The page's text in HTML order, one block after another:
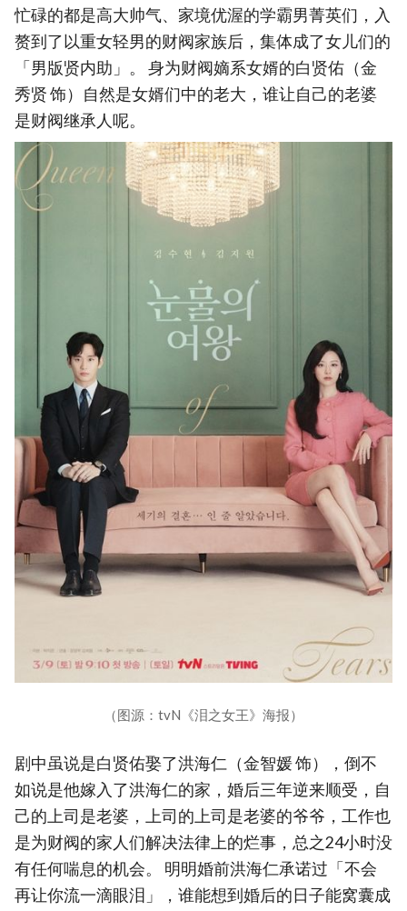
忙碌的都是高大帅气、家境优渥的学霸男菁英们，入
赘到了以重女轻男的财阀家族后，集体成了女儿们的
「男版贤内助」。 身为财阀嫡系女婿的白贤佑（金
秀贤 饰）自然是女婿们中的老大，谁让自己的老婆
是财阀继承人呢。
（图源：tvN《泪之女王》海报）
剧中虽说是白贤佑娶了洪海仁（金智媛 饰），倒不
如说是他嫁入了洪海仁的家，婚后三年逆来顺受，自
己的上司是老婆，上司的上司是老婆的爷爷，工作也
是为财阀的家人们解决法律上的烂事，总之24小时没
有任何喘息的机会。 明明婚前洪海仁承诺过「不会
再让你流一滴眼泪」，谁能想到婚后的日子能窝囊成